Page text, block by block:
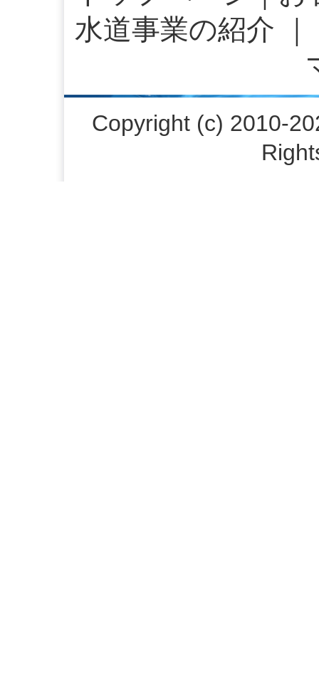
水道事業の紹介
Copyright (c) 2010-